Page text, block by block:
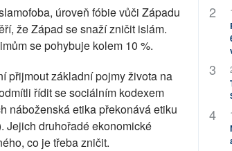
úroveň fóbie vůči Západu
že Západ se snaží zničit islám.
se pohybuje kolem 10 %.
přijmout základní pojmy života na
řídit se sociálním kodexem
náboženská etika překonává etiku
Jejich druhořadé ekonomické
co je třeba zničit.